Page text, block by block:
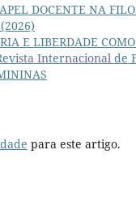
DOCENTE NA
E LIBERDADE
Internacional de
para este artigo.